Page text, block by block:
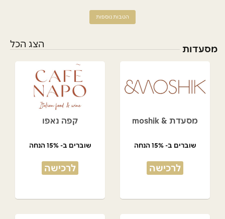
הטבות נוספות
מסעדות הצג הכל
מסעדת & moshik
שוברים ב- 15% הנחה
לרכישה
קפה נאפו
שוברים ב- 15% הנחה
לרכישה